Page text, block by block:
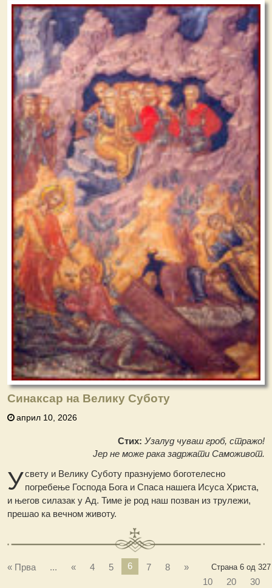
Синаксар на Велику Суботу
април 10, 2026
Стих: Узалуд чуваш гроб, стражо!
Јер не може рака задржати Саможивот.
Усвету и Велику Суботу празнујемо боготелесно
погребење Господа Бога и Спаса нашега Исуса Христа,
и његов силазак у Ад. Тиме је род наш позван из трулежи,
прешао ка вечном животу.
Страна 6 од 327
« Прва ... « 4 5 6 7 8
»
10
20 30